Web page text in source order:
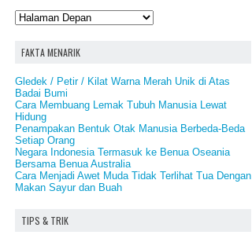
FAKTA MENARIK
Gledek / Petir / Kilat Warna Merah Unik di Atas
Badai Bumi
Cara Membuang Lemak Tubuh Manusia Lewat
Hidung
Penampakan Bentuk Otak Manusia Berbeda-Beda
Setiap Orang
Negara Indonesia Termasuk ke Benua Oseania
Bersama Benua Australia
Cara Menjadi Awet Muda Tidak Terlihat Tua Dengan
Makan Sayur dan Buah
TIPS & TRIK